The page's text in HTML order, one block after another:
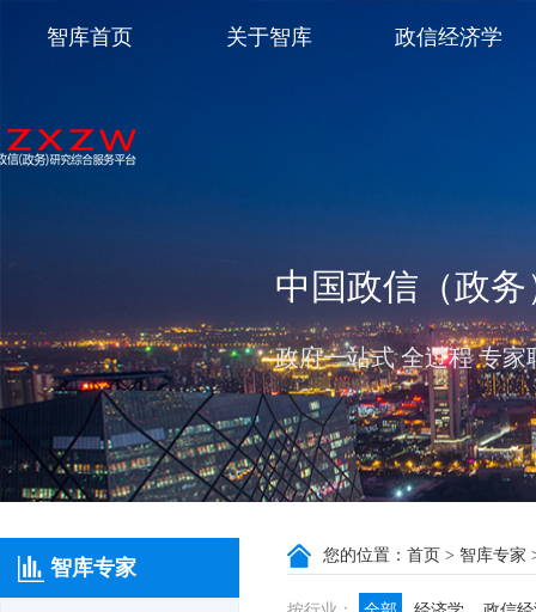
中国政信（政
政府一站式 全过程 专
智库首页 关于智库 政信经济学
智库专家
您的位置： 首页 > 智库专家